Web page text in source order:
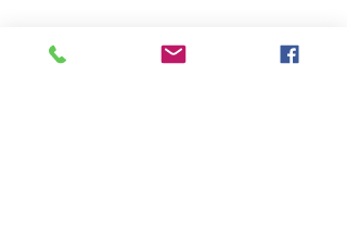
Related Products